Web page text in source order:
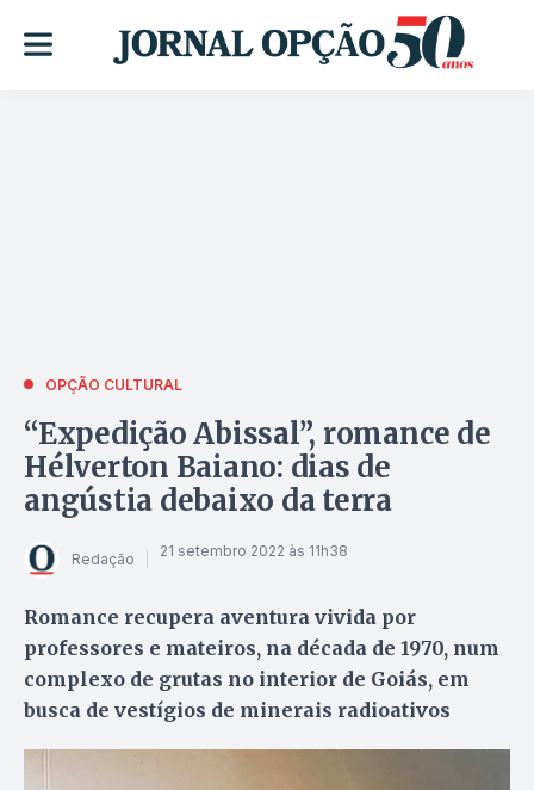
OPÇÃO CULTURAL
“Expedição Abissal”, romance de
Hélverton Baiano: dias de
angústia debaixo da terra
Redação 21 setembro 2022 às 11h38
Romance recupera aventura vivida por
professores e mateiros, na década de 1970, num
complexo de grutas no interior de Goiás, em
busca de vestígios de minerais radioativos